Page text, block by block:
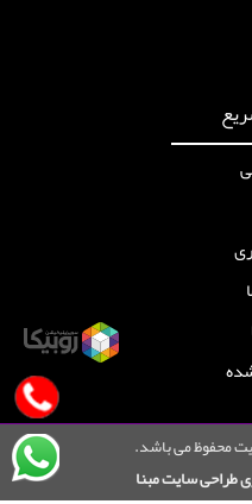
محفوظ می باشد.
طراحی سایت مبنا